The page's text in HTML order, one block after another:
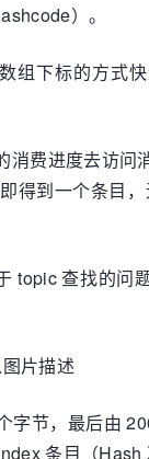
）。
组下标的方式
费进度去访问
得到一个条目
topic 查找的问
节，最后由
条目（Hash